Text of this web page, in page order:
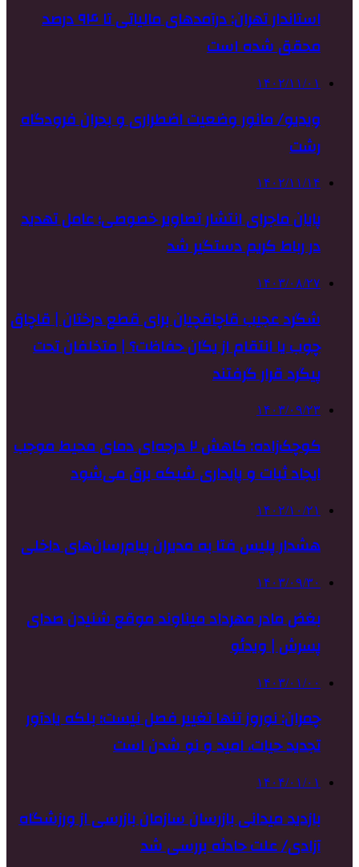
استاندار تهران: درآمدهای مالیاتی تا ۹۴ درصد
محقق شده است
۱۴۰۲/۱۱/۰۱
ویدیو/ مانور وضعیت اضطراری و بحران فرودگاه
رشت
۱۴۰۲/۱۱/۱۴
پایان ماجرای انتشار تصاویر خصوصی؛ عامل تهدید
در رباط کریم دستگیر شد
۱۴۰۳/۰۸/۲۷
شگرد عجیب قاچاقچیان برای قطع درختان | قاچاق
چوب یا انتقام از یگان حفاظت؟ | متخلفان تحت
پیگرد قرار گرفتند
۱۴۰۳/۰۹/۲۳
کوچک‌زاده: کاهش ۲ درجه‌ای دمای محیط موجب
ایجاد ثبات و پایداری شبکه برق می‌شود
۱۴۰۲/۱۰/۲۱
هشدار پلیس فتا به مدیران پیام‌رسان‌های داخلی
۱۴۰۳/۰۹/۳۰
بغض مادر مهرداد میناوند موقع شنیدن صدای
پسرش | ویدئو
۱۴۰۳/۰۱/۰۰
چمران: نوروز تنها تغییر فصل نیست؛ بلکه یادآور
تجدید حیات، امید و نو شدن است
۱۴۰۴/۰۱/۰۱
بازدید میدانی بازرسان سازمان بازرسی از ورزشگاه
آزادی/ علت حادثه بررسی شد